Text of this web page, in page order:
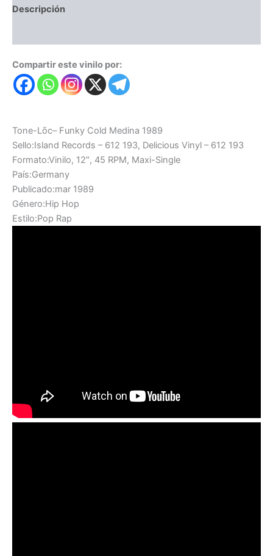
Descripción
Compartir este vinilo por:
Tone-Lōc– Funky Cold Medina 1989
Sello:Island Records – 612 193, Delicious Vinyl – 612 193
Formato:Vinilo, 12″, 45 RPM, Maxi-Single
País:Germany
Publicado:mar 1989
Género:Hip Hop
Estilo:Pop Rap